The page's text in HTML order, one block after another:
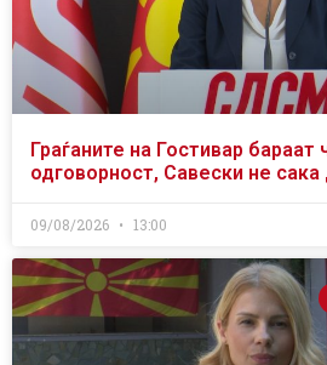
Граѓаните на Гостивар бараат
одговорност, Савески не сака
09/08/2026 13:00